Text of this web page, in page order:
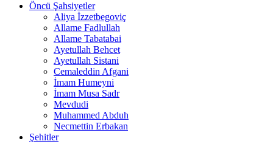
Öncü Şahsiyetler
Aliya İzzetbegoviç
Allame Fadlullah
Allame Tabatabai
Ayetullah Behcet
Ayetullah Sistani
Cemaleddin Afgani
İmam Humeyni
İmam Musa Sadr
Mevdudi
Muhammed Abduh
Necmettin Erbakan
Şehitler